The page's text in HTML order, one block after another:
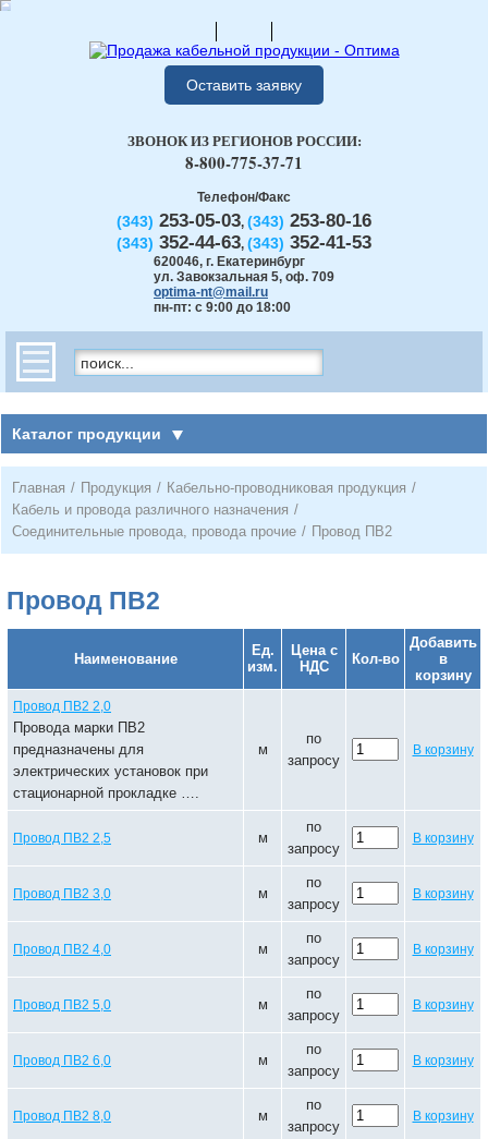
Оставить заявку
Телефон/Факс
(343) 253-05-03, (343) 253-80-16
(343) 352-44-63, (343) 352-41-53
620046, г. Екатеринбург
ул. Завокзальная 5, оф. 709
optima-nt@mail.ru
пн-пт: с 9:00 до 18:00
ЗВОНОК ИЗ РЕГИОНОВ РОССИИ:
8-800-775-37-71
Каталог продукции
Главная / Продукция / Кабельно-проводниковая продукция /
Кабель и провода различного назначения /
Соединительные провода, провода прочие / Провод ПВ2
Провод ПВ2
Наименование
Ед.
изм.
Цена с
НДС
Кол-во
Добавить
в
корзину
Провод ПВ2 2,0
Провода марки ПВ2
предназначены для
электрических установок при
стационарной прокладке ….
м
по
запросу
В корзину
Провод ПВ2 2,5 м
по
запросу
В корзину
Провод ПВ2 3,0 м
по
запросу
В корзину
Провод ПВ2 4,0 м
по
запросу
В корзину
Провод ПВ2 5,0 м
по
запросу
В корзину
Провод ПВ2 6,0 м
по
запросу
В корзину
Провод ПВ2 8,0 м
по
запросу
В корзину